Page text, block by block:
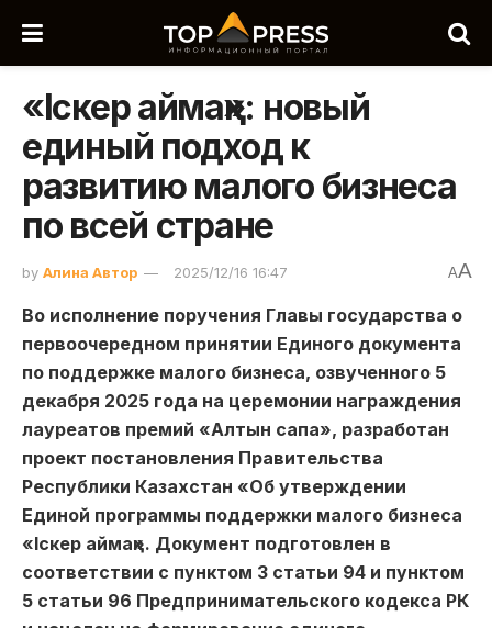
«Іскер аймақ»: новый
единый подход к
развитию малого бизнеса
по всей стране
by Алина Автор 2025/12/16 16:47 AA
Во исполнение поручения Главы государства о
первоочередном принятии Единого документа
по поддержке малого бизнеса, озвученного 5
декабря 2025 года на церемонии награждения
лауреатов премий «Алтын сапа», разработан
проект постановления Правительства
Республики Казахстан «Об утверждении
Единой программы поддержки малого бизнеса
«Іскер аймақ». Документ подготовлен в
соответствии с пунктом 3 статьи 94 и пунктом
5 статьи 96 Предпринимательского кодекса РК